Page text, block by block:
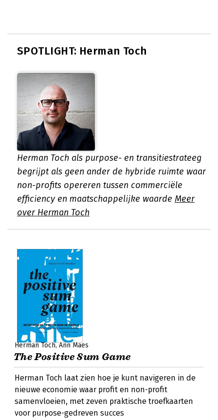
SPOTLIGHT: Herman Toch
Herman Toch als purpose- en transitiestrateeg
begrijpt als geen ander de hybride ruimte waar
non-profits opereren tussen commerciële
efficiency en maatschappelijke waarde Meer
over Herman Toch
Herman Toch Ann Maes
The Positive Sum Game
Herman Toch laat zien hoe je kunt navigeren in de
nieuwe economie waar profit en non-profit
samenvloeien, met zeven praktische troefkaarten
voor purpose-gedreven succes